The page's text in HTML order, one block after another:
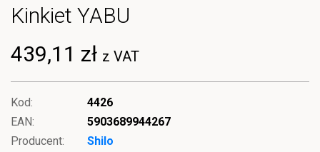
Kinkiet YABU
439,11 zł z VAT
Kod:
4426
EAN:
5903689944267
Producent:
Shilo